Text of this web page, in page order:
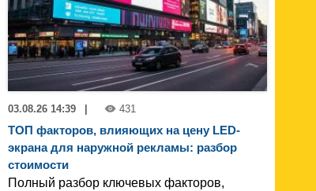
03.08.26 14:39 431
ТОП факторов, влияющих на цену LED-
экрана для наружной рекламы: разбор
стоимости
Полный разбор ключевых факторов,